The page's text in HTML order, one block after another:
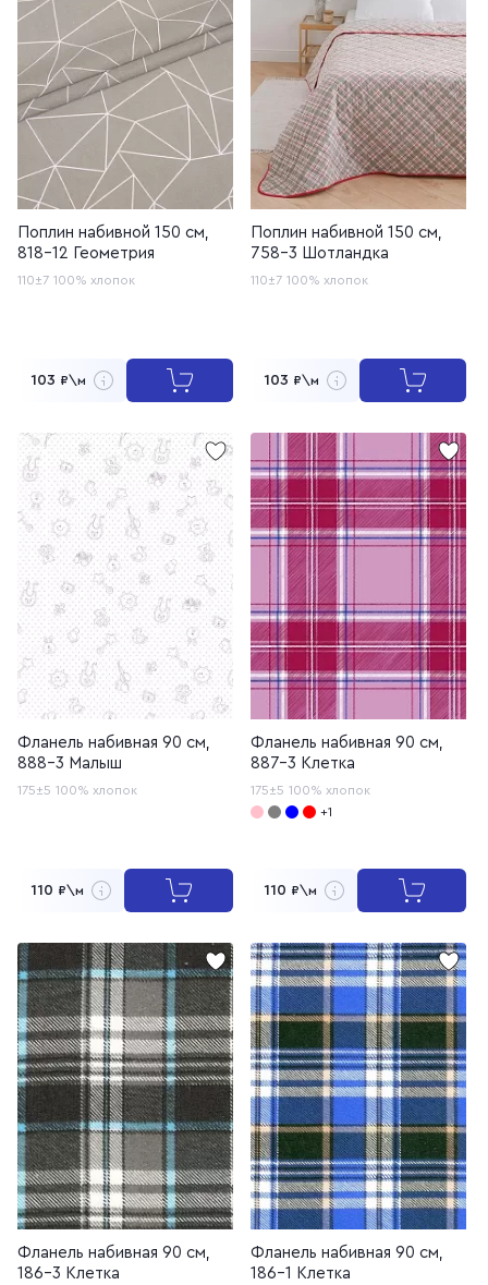
Поплин набивной 150 см,
818-12 Геометрия
110±7 100% хлопок
103 ₽\м
Поплин набивной 150 см,
758-3 Шотландка
110±7 100% хлопок
103 ₽\м
Фланель набивная 90 см,
888-3 Малыш
175±5 100% хлопок
110 ₽\м
Фланель набивная 90 см,
887-3 Клетка
175±5 100% хлопок
+1
110 ₽\м
Фланель набивная 90 см,
186-3 Клетка
Фланель набивная 90 см,
186-1 Клетка